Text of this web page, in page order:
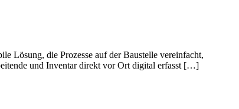
Lösung, die Prozesse auf der Baustelle vereinfacht,
und Inventar direkt vor Ort digital erfasst […]